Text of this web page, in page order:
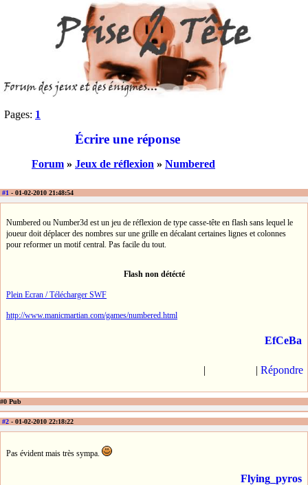
Pages: 1
Écrire une réponse
Forum » Jeux de réflexion » Numbered
#1 - 01-02-2010 21:48:54
Numbered ou Number3d est un jeu de réflexion de type casse-tête en flash sans lequel le
joueur doit déplacer des nombres sur une grille en décalant certaines lignes et colonnes
pour reformer un motif central. Pas facile du tout.
Flash non détécté
Plein Ecran / Télécharger SWF
http://www.manicmartian.com/games/numbered.html
EfCeBa
| | Répondre
#0 Pub
#2 - 01-02-2010 22:18:22
Pas évident mais très sympa.
Flying_pyros